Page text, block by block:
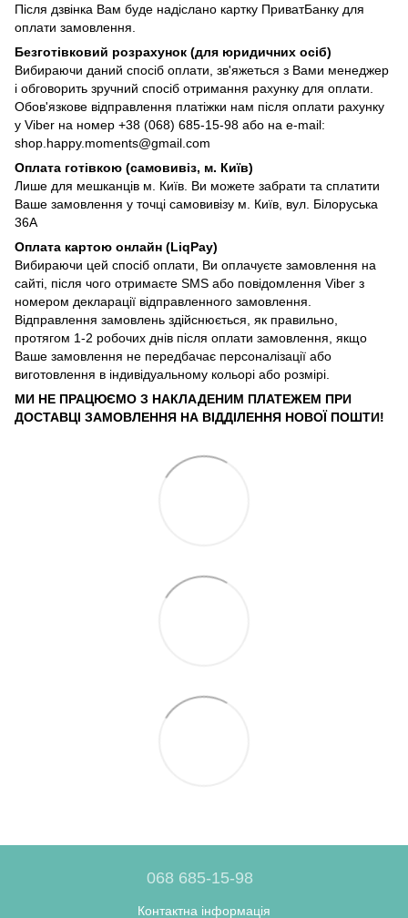
Після дзвінка Вам буде надіслано картку ПриватБанку для
оплати замовлення.
Безготівковий розрахунок (для юридичних осіб)
Вибираючи даний спосіб оплати, зв'яжеться з Вами менеджер
і обговорить зручний спосіб отримання рахунку для оплати.
Обов'язкове відправлення платіжки нам після оплати рахунку
у Viber на номер +38 (068) 685-15-98 або на e-mail:
shop.happy.moments@gmail.com
Оплата готівкою (самовивіз, м. Київ)
Лише для мешканців м. Київ. Ви можете забрати та сплатити
Ваше замовлення у точці самовивізу м. Київ, вул. Білоруська
36А
Оплата картою онлайн (LiqPay)
Вибираючи цей спосіб оплати, Ви оплачуєте замовлення на
сайті, після чого отримаєте SMS або повідомлення Viber з
номером декларації відправленного замовлення.
Відправлення замовлень здійснюється, як правильно,
протягом 1-2 робочих днів після оплати замовлення, якщо
Ваше замовлення не передбачає персоналізації або
виготовлення в індивідуальному кольорі або розмірі.
МИ НЕ ПРАЦЮЄМО З НАКЛАДЕНИМ ПЛАТЕЖЕМ ПРИ
ДОСТАВЦІ ЗАМОВЛЕННЯ НА ВІДДІЛЕННЯ НОВОЇ ПОШТИ!
068 685-15-98
Контактна інформація